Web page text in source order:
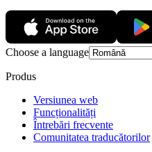
Choose a language
Produs
Versiunea web
Funcționalități
Întrebări frecvente
Comunitatea traducătorilor